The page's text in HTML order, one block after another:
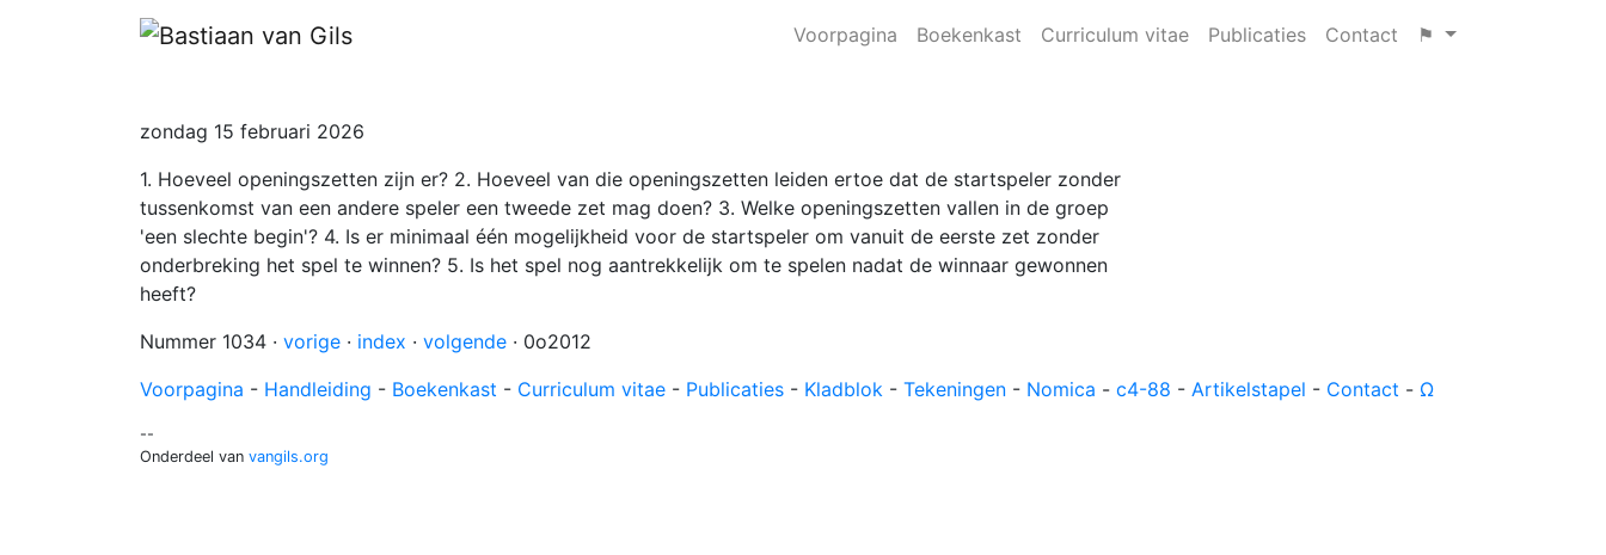
Voorpagina Boekenkast Curriculum vitae Publicaties Contact ⚑
zondag 15 februari 2026
1. Hoeveel openingszetten zijn er? 2. Hoeveel van die openingszetten leiden ertoe dat de startspeler zonder
tussenkomst van een andere speler een tweede zet mag doen? 3. Welke openingszetten vallen in de groep
'een slechte begin'? 4. Is er minimaal één mogelijkheid voor de startspeler om vanuit de eerste zet zonder
onderbreking het spel te winnen? 5. Is het spel nog aantrekkelijk om te spelen nadat de winnaar gewonnen
heeft?
Nummer 1034 · vorige · index · volgende · 0o2012
Voorpagina - Handleiding - Boekenkast - Curriculum vitae - Publicaties - Kladblok - Tekeningen - Nomica - c4-88 - Artikelstapel - Contact - Ω
--
Onderdeel van vangils.org